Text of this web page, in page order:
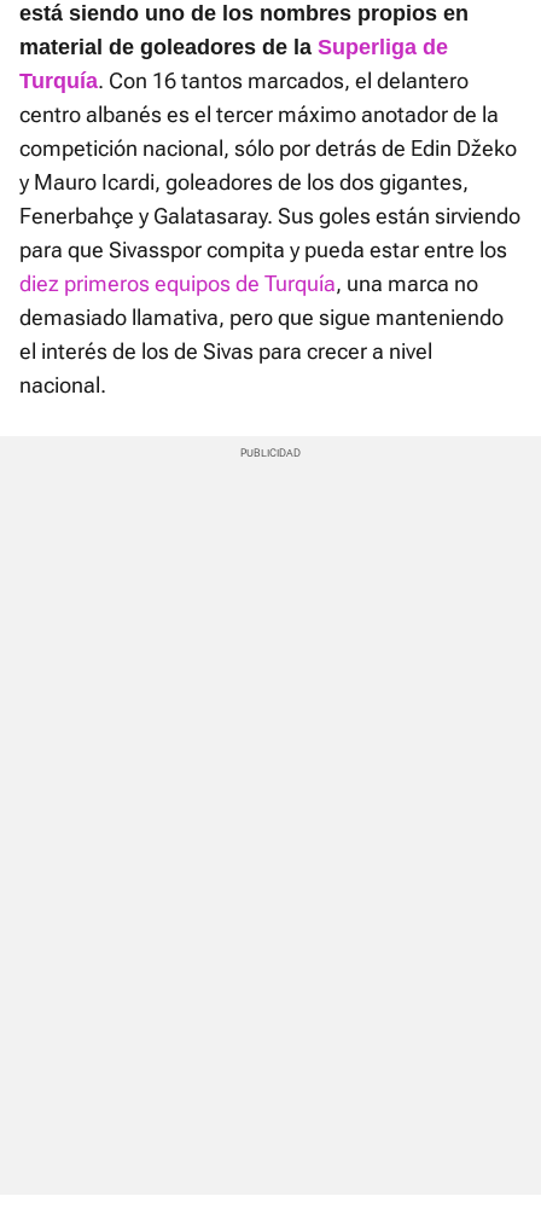
está siendo uno de los nombres propios en
material de goleadores de la Superliga de
Turquía. Con 16 tantos marcados, el delantero
centro albanés es el tercer máximo anotador de la
competición nacional, sólo por detrás de Edin Džeko
y Mauro Icardi, goleadores de los dos gigantes,
Fenerbahçe y Galatasaray. Sus goles están sirviendo
para que Sivasspor compita y pueda estar entre los
diez primeros equipos de Turquía, una marca no
demasiado llamativa, pero que sigue manteniendo
el interés de los de Sivas para crecer a nivel
nacional.